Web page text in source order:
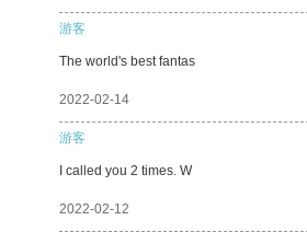
游客
The world's best fantas
2022-02-14
游客
I called you 2 times. W
2022-02-12